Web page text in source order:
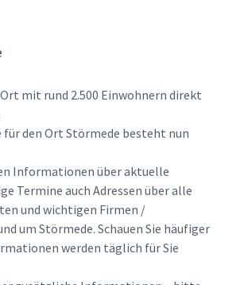
mit rund 2.500 Einwohnern direkt
den Ort Störmede besteht nun
Informationen über aktuelle
Termine auch Adressen über alle
und wichtigen Firmen /
um Störmede. Schauen Sie häufiger
werden täglich für Sie